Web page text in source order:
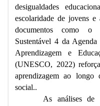
desigualdades
escolaridade de jovens
documentos como o
Sustentável 4 da
Aprendizagem e
(UNESCO, 2022)
aprendizagem ao
social..
As análises de